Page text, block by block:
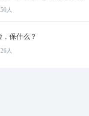
人
保什么？
人